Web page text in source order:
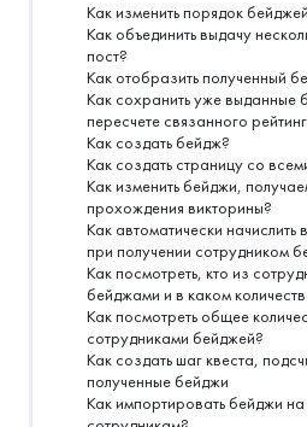
Как изменить порядок
Как объединить выдачу
пост?
Как отобразить полученный
Как сохранить уже выданные
пересчете связанного
Как создать бейдж?
Как создать страницу со
Как изменить бейджи,
прохождения викторины?
Как автоматически начислить
при получении сотрудником
Как посмотреть, кто из
бейджами и в каком
Как посмотреть общее
сотрудниками бейджей?
Как создать шаг квеста,
полученные бейджи
Как импортировать бейджи